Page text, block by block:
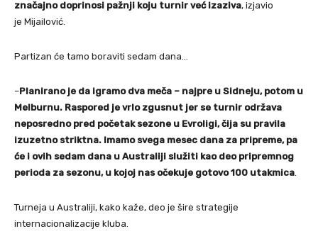
značajno doprinosi pažnji koju turnir već izaziva, izjavio
je Mijailović.
Partizan će tamo boraviti sedam dana…
–Planirano je da igramo dva meča – najpre u Sidneju, potom u
Melburnu. Raspored je vrlo zgusnut jer se turnir održava
neposredno pred početak sezone u Evroligi, čija su pravila
izuzetno striktna. Imamo svega mesec dana za pripreme, pa
će i ovih sedam dana u Australiji služiti kao deo pripremnog
perioda za sezonu, u kojoj nas očekuje gotovo 100 utakmica
Turneja u Australiji, kako kaže, deo je šire strategije
internacionalizacije kluba.